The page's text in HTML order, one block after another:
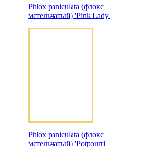
Phlox paniculata (флокс
метельчатый) 'Pink Lady'
Phlox paniculata (флокс
метельчатый) 'Potpourri'